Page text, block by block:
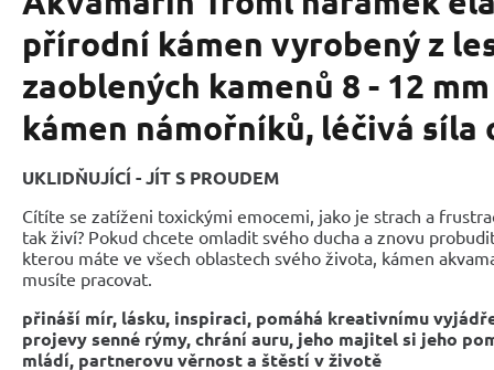
přírodní kámen vyrobený z
zaoblených kamenů 8 - 12
kámen námořníků, léčivá síla
UKLIDŇUJÍCÍ - JÍT S PROUDEM
Cítíte se zatíženi toxickými emocemi, jako je strach a
tak živí? Pokud chcete omladit svého ducha a znovu
kterou máte ve všech oblastech svého života, kámen
musíte pracovat.
přináší mír, lásku, inspiraci, pomáhá kreativnímu
projevy senné rýmy, chrání auru, jeho majitel si jeho
mládí, partnerovu věrnost a štěstí v životě